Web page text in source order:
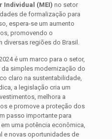
Individual (MEI) no setor
de formalização para
espera-se um aumento
promovendo o
regiões do Brasil.
é um marco para o setor,
simples modernização do
claro na sustentabilidade,
a legislação cria um
melhora a
e promove a proteção dos
passo importante para
uma potência econômica,
e novas oportunidades de